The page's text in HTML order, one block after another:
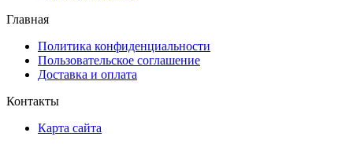
Главная
Политика конфиденциальности
Пользовательское соглашение
Доставка и оплата
Контакты
Карта сайта